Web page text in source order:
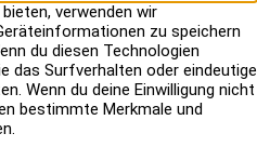
verwenden wir
zu speichern
du diesen Technologien
das Surfverhalten oder eindeutige
Wenn du deine Einwilligung nicht
bestimmte Merkmale und